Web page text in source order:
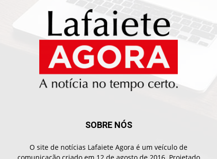
SOBRE NÓS
O site de notícias Lafaiete Agora é um veículo de
comunicação criado em 12 de agosto de 2016. Projetado